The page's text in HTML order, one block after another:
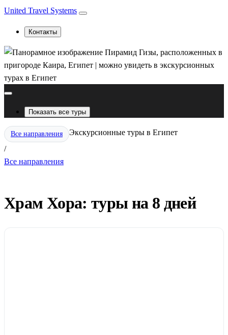
United Travel Systems
Контакты
Показать все туры
Все направления
/
Экскурсионные туры в Египет
Все направления
Храм Хора: туры на 8 дней